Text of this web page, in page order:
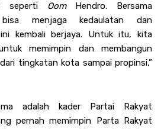
seperti OomHendro. Bersama
menjaga kedaulatan dan
kembali berjaya. Untuk itu, kita
memimpin dan membangun
tingkatan kota sampai propinsi,”
adalah kader Partai Rakyat
pernah memimpin Parta Rakyat